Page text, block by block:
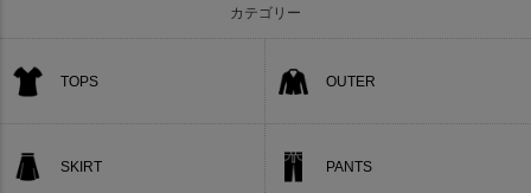
カテゴリー
TOPS OUTER
SKIRT PANTS